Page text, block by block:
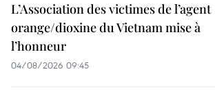
L’Association des victimes de l’agent
orange/dioxine du Vietnam mise à
l’honneur
04/08/2026 09:45